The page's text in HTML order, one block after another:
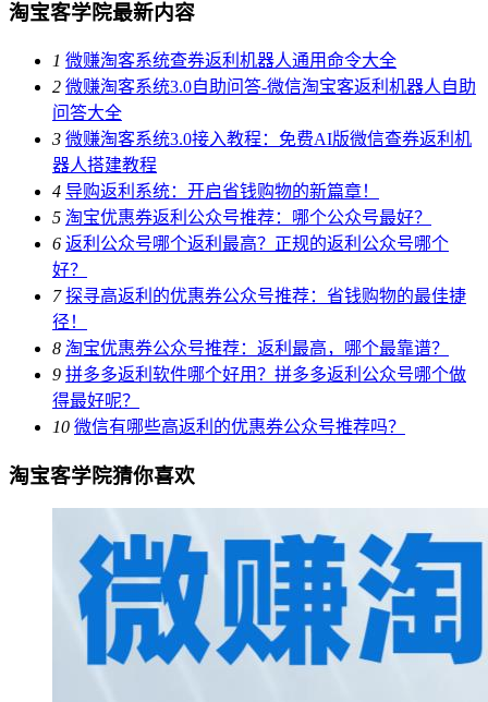
淘宝客学院最新内容
1 微赚淘客系统查券返利机器人通用命令大全
2 微赚淘客系统3.0自助问答-微信淘宝客返利机器人自助
问答大全
3 微赚淘客系统3.0接入教程：免费AI版微信查券返利机
器人搭建教程
4 导购返利系统：开启省钱购物的新篇章！
5 淘宝优惠券返利公众号推荐：哪个公众号最好？
6 返利公众号哪个返利最高？正规的返利公众号哪个
好？
7 探寻高返利的优惠券公众号推荐：省钱购物的最佳捷
径！
8 淘宝优惠券公众号推荐：返利最高，哪个最靠谱？
9 拼多多返利软件哪个好用？拼多多返利公众号哪个做
得最好呢？
10 微信有哪些高返利的优惠券公众号推荐吗？
淘宝客学院猜你喜欢